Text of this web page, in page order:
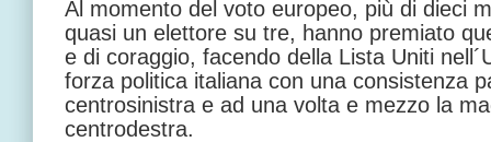
Al momento del voto europeo, più di dieci
quasi un elettore su tre, hanno premiato
e di coraggio, facendo della Lista Uniti
forza politica italiana con una consistenza
centrosinistra e ad una volta e mezzo la
centrodestra.